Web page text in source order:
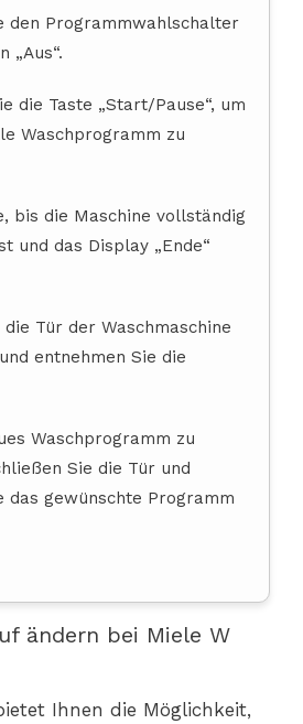
den Programmwahlschalter
„Aus“.
die Taste „Start/Pause“, um
Waschprogramm zu
bis die Maschine vollständig
und das Display „Ende“
Tür der Waschmaschine
entnehmen Sie die
Waschprogramm zu
Sie die Tür und
das gewünschte Programm
ändern bei Miele W
Ihnen die Möglichkeit,